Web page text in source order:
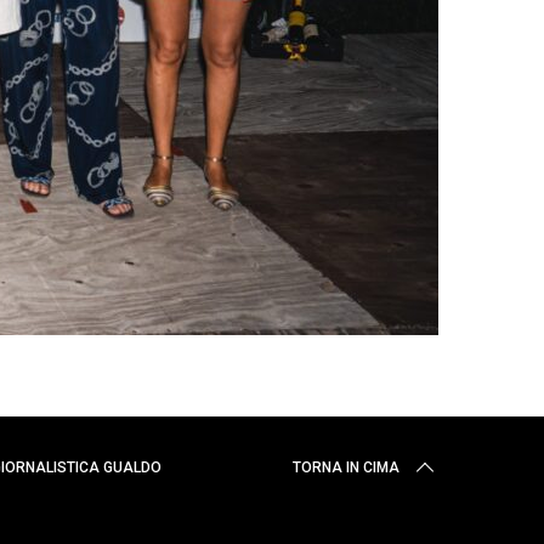
GUALDO TORNA IN CIMA